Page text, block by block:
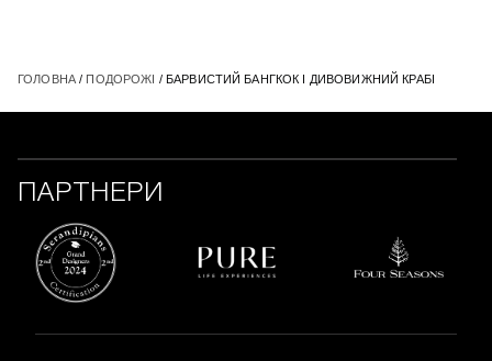
ГОЛОВНА/ ПОДОРОЖІ / БАРВИСТИЙ БАНГКОК І ДИВОВИЖНИЙ КРАБІ
ПАРТНЕРИ